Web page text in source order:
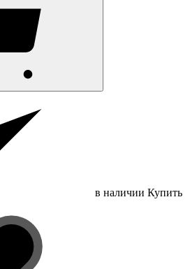
в наличии Купить